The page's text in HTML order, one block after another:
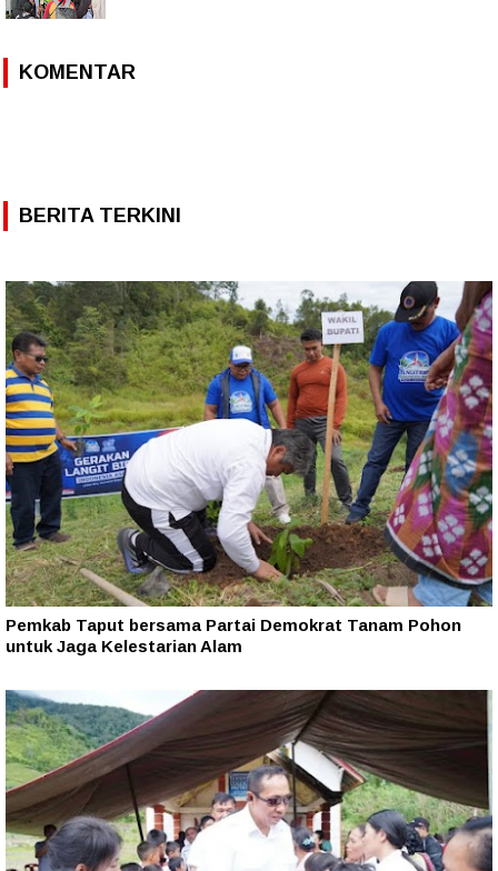
KOMENTAR
BERITA TERKINI
Pemkab Taput bersama Partai Demokrat Tanam Pohon
untuk Jaga Kelestarian Alam